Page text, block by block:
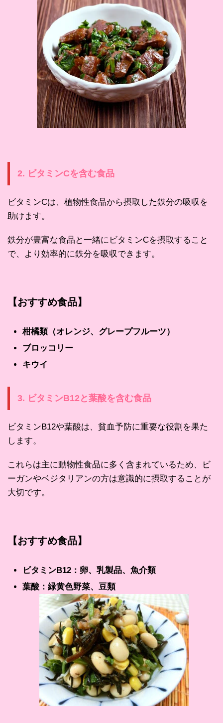
2. ビタミンCを含む食品
ビタミンCは、植物性食品から摂取した鉄分の吸収を
助けます。
鉄分が豊富な食品と一緒にビタミンCを摂取すること
で、より効率的に鉄分を吸収できます。
【おすすめ食品】
柑橘類（オレンジ、グレープフルーツ）
ブロッコリー
キウイ
3. ビタミンB12と葉酸を含む食品
ビタミンB12や葉酸は、貧血予防に重要な役割を果た
します。
これらは主に動物性食品に多く含まれているため、ビ
ーガンやベジタリアンの方は意識的に摂取することが
大切です。
【おすすめ食品】
ビタミンB12：卵、乳製品、魚介類
葉酸：緑黄色野菜、豆類